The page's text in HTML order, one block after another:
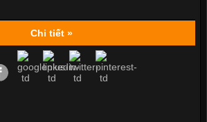
Chi tiết »